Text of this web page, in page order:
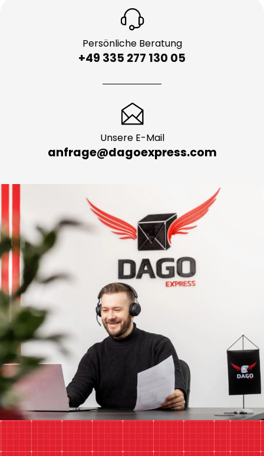
Persönliche Beratung
+49 335 277 130 05
Unsere E-Mail
anfrage@dagoexpress.com